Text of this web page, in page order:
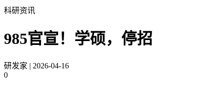
科研资讯
985官宣！学硕，停招
研发家 | 2026-04-16
0